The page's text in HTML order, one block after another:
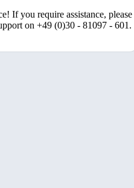
If you require assistance, please
on +49 (0)30 - 81097 - 601.